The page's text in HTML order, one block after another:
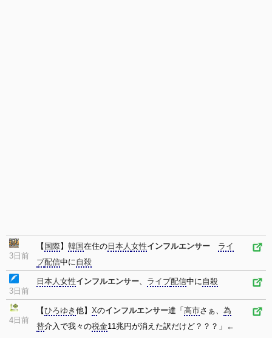
3日前
【 国際】 韓国在住の 日本人女性インフルエンサー
ライ
ブ配信中に自殺
3日前
日本人女性インフルエンサー、 ライブ配信中に自殺
4日前
【ひろゆき 他】 Xのインフルエンサー達「 高市さぁ、 為
替介入で我々の税金11兆円が消えた訳だけど？？？」←